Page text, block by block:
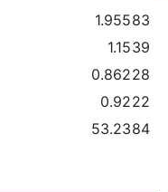
1.95583
1.1539
0.86228
0.9222
53.2384